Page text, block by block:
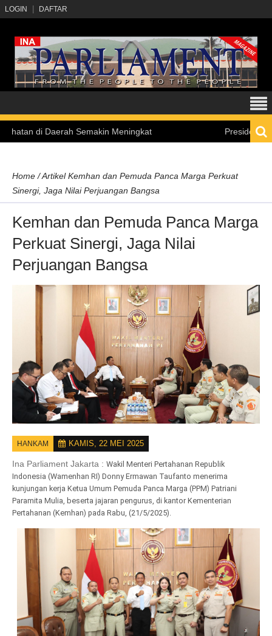
LOGIN DAFTAR
Daerah Semakin Meningkat Presiden Prabowo
Home /Artikel Kemhan dan Pemuda Panca Marga Perkuat
Sinergi, Jaga Nilai Perjuangan Bangsa
Kemhan dan Pemuda Panca Marga
Perkuat Sinergi, Jaga Nilai
Perjuangan Bangsa
HANKAM KAMIS, 22 MEI 2025
Ina Parliament Jakarta : Wakil Menteri Pertahanan Republik
Indonesia (Wamenhan RI) Donny Ermawan Taufanto menerima
kunjungan kerja Ketua Umum Pemuda Panca Marga (PPM) Patriani
Paramita Mulia, beserta jajaran pengurus, di kantor Kementerian
Pertahanan (Kemhan) pada Rabu, (21/5/2025).